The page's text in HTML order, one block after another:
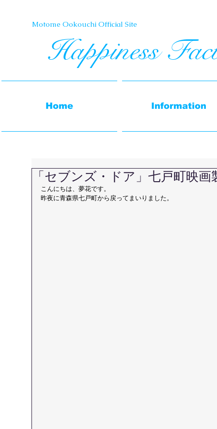
「セブンズ・ドア」七戸町映
こんにちは、夢花です。
昨夜に青森県七戸町から戻ってまいりました。
Home Information
Motome Ookouchi Official Site​
Happiness